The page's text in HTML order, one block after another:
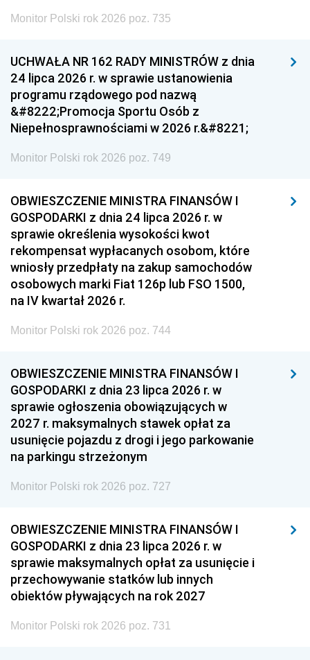
Monitor Polski rok 2026 poz. 735
UCHWAŁA NR 162 RADY MINISTRÓW z dnia
24 lipca 2026 r. w sprawie ustanowienia
programu rządowego pod nazwą
&#8222;Promocja Sportu Osób z
Niepełnosprawnościami w 2026 r.&#8221;
Monitor Polski rok 2026 poz. 749
OBWIESZCZENIE MINISTRA FINANSÓW I
GOSPODARKI z dnia 24 lipca 2026 r. w
sprawie określenia wysokości kwot
rekompensat wypłacanych osobom, które
wniosły przedpłaty na zakup samochodów
osobowych marki Fiat 126p lub FSO 1500,
na IV kwartał 2026 r.
Monitor Polski rok 2026 poz. 744
OBWIESZCZENIE MINISTRA FINANSÓW I
GOSPODARKI z dnia 23 lipca 2026 r. w
sprawie ogłoszenia obowiązujących w
2027 r. maksymalnych stawek opłat za
usunięcie pojazdu z drogi i jego parkowanie
na parkingu strzeżonym
Monitor Polski rok 2026 poz. 727
OBWIESZCZENIE MINISTRA FINANSÓW I
GOSPODARKI z dnia 23 lipca 2026 r. w
sprawie maksymalnych opłat za usunięcie i
przechowywanie statków lub innych
obiektów pływających na rok 2027
Monitor Polski rok 2026 poz. 731